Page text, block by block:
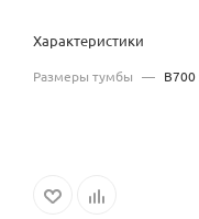
Характеристики
Размеры тумбы —